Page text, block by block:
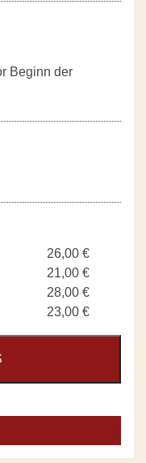
Beginn der
26,00 €
21,00 €
28,00 €
23,00 €